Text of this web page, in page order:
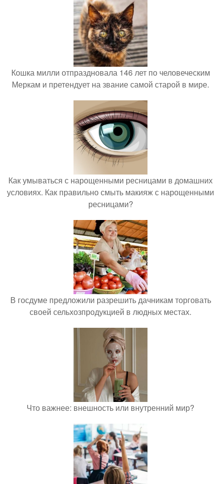
Кошка милли отпраздновала 146 лет по человеческим
Меркам и претендует на звание самой старой в мире.
Как умываться с нарощенными ресницами в домашних
условиях. Как правильно смыть макияж с нарощенными
ресницами?
В госдуме предложили разрешить дачникам торговать
своей сельхозпродукцией в людных местах.
Что важнее: внешность или внутренний мир?